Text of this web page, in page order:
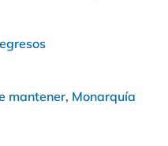
mantener, Monarquía